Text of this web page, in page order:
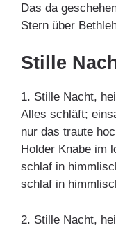
Das da
Stern über
Stille
1. Stille Nacht,
Alles schläft;
nur das traute
Holder Knabe im
schlaf in
schlaf in
2. Stille Nacht,